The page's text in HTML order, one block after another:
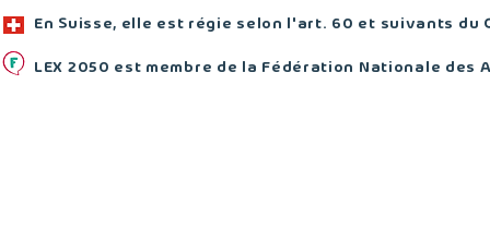
En Suisse, elle est régie selon l'art. 60 et suivants du
LEX 2050 est membre de la Fédération Nationale